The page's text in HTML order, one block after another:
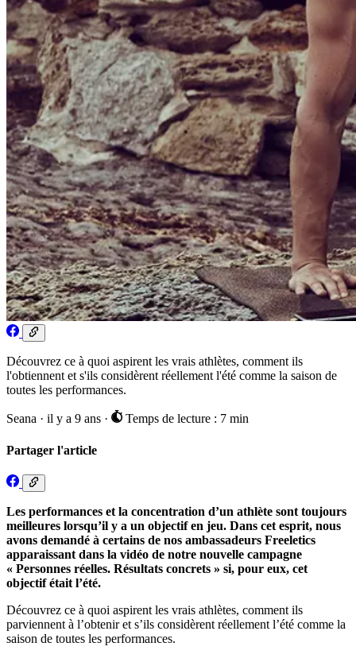
Découvrez ce à quoi aspirent les vrais athlètes, comment ils
l'obtiennent et s'ils considèrent réellement l'été comme la saison de
toutes les performances.
Seana · il y a 9 ans · Temps de lecture : 7 min
Partager l'article
Les performances et la concentration d’un athlète sont toujours
meilleures lorsqu’il y a un objectif en jeu. Dans cet esprit, nous
avons demandé à certains de nos ambassadeurs Freeletics
apparaissant dans la vidéo de notre nouvelle campagne
« Personnes réelles. Résultats concrets » si, pour eux, cet
objectif était l’été.
Découvrez ce à quoi aspirent les vrais athlètes, comment ils
parviennent à l’obtenir et s’ils considèrent réellement l’été comme la
saison de toutes les performances.